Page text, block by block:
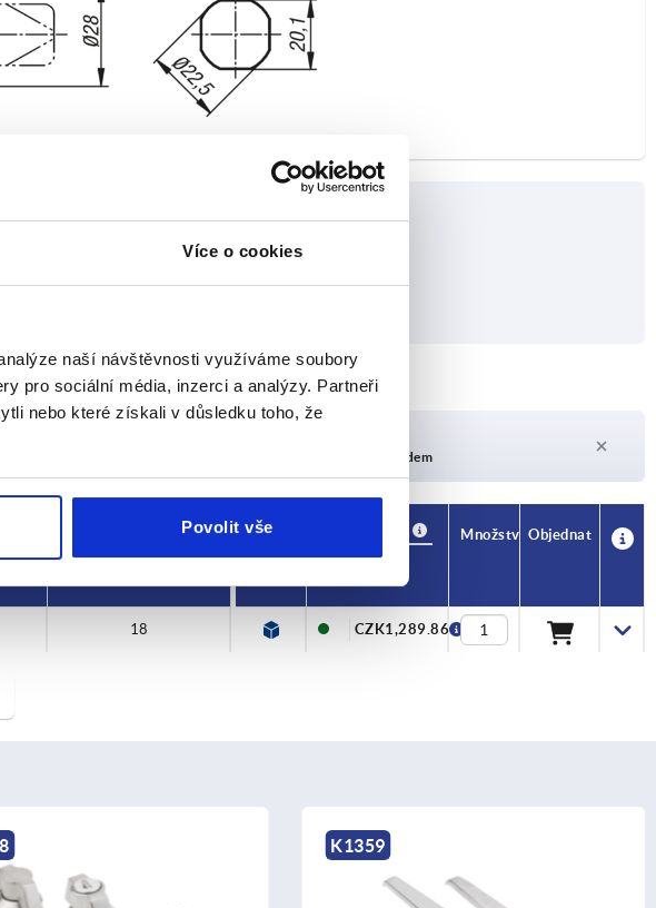
Více o cookies
naší návštěvnosti využíváme soubory
pro sociální média, inzerci a analýzy. Partneři
nebo které získali v důsledku toho, že
Povolit vše
V současné době není skladem
CAD
Cena
Množství Objednat
18 CZK1,289.86
K0529